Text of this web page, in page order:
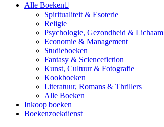
Alle Boeken
Spiritualiteit & Esoterie
Religie
Psychologie, Gezondheid & Lichaam
Economie & Management
Studieboeken
Fantasy & Sciencefiction
Kunst, Cultuur & Fotografie
Kookboeken
Literatuur, Romans & Thrillers
Alle Boeken
Inkoop boeken
Boekenzoekdienst